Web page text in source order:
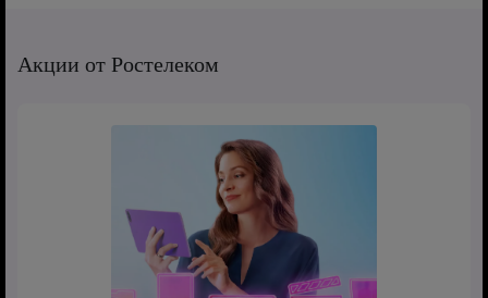
Акции от Ростелеком